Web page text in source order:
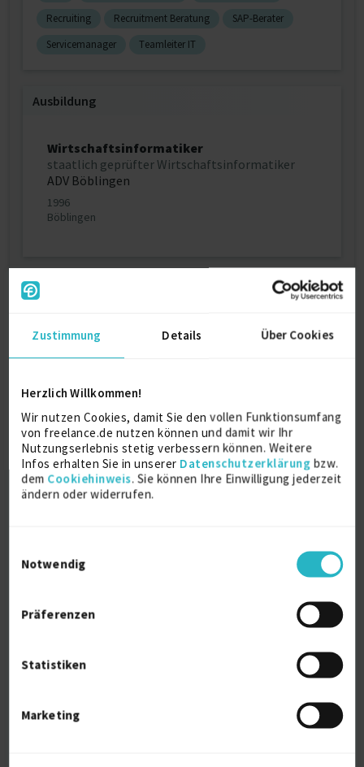
Zustimmung Details Über Cookies
Herzlich Willkommen!
Wir nutzen Cookies, damit Sie den vollen Funktionsumfang
von freelance.de nutzen können und damit wir Ihr
Nutzungserlebnis stetig verbessern können. Weitere
Infos erhalten Sie in unserer Datenschutzerklärung bzw.
dem Cookiehinweis. Sie können Ihre Einwilligung jederzeit
ändern oder widerrufen.
Notwendig
Präferenzen
Statistiken
Marketing
Recruiting
Recruitment Beratung
SAP-Berater
Servicemanager
Teamleiter IT
Ausbildung
Wirtschaftsinformatiker
staatlich geprüfter Wirtschaftsinformatiker
ADV Böblingen
1996
Böblingen
Über mich
Personalmanagement, Rekruting, Arbeitsrecht,
Lohnabrechnung, Personalentwicklung, MSPs, ,
- Über 20 Jahre Erfahrung in den Bereichen IT,
internationalen, multikulturellen Umgebungen
- Prozessmanagement in den Bereichen
Personalwesen und Finanzen
- Projekt- und Programmmanagement (HR,
Finanzen, IT, SAP usw.) in verschiedenen Branchen
- Managed Services, Nearshoring, Outsourcing
- Lebte und arbeitete in der Schweiz, Deutschland
Englisch (Fließend)